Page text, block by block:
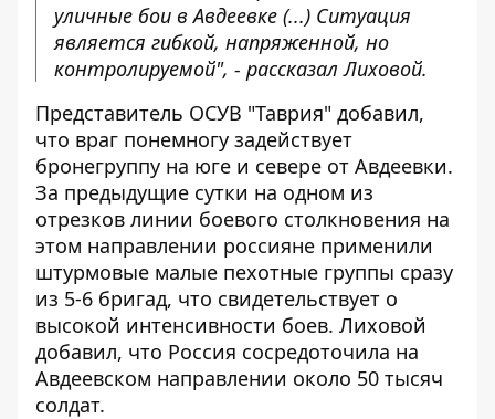
уличные бои в Авдеевке (...) Ситуация
является гибкой, напряженной, но
контролируемой", - рассказал Лиховой.
Представитель ОСУВ "Таврия" добавил,
что враг понемногу задействует
бронегруппу на юге и севере от Авдеевки.
За предыдущие сутки на одном из
отрезков линии боевого столкновения на
этом направлении россияне применили
штурмовые малые пехотные группы сразу
из 5-6 бригад, что свидетельствует о
высокой интенсивности боев. Лиховой
добавил, что Россия сосредоточила на
Авдеевском направлении около 50 тысяч
солдат.